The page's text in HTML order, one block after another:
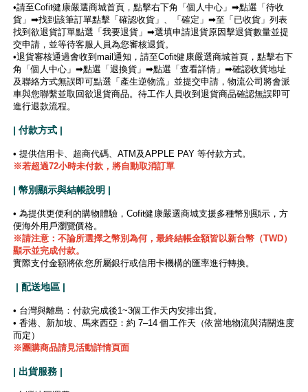
•請至Cofit健康嚴選商城首頁，點擊右下角「個人中心」➡點選「待收
貨」➡找到該筆訂單點擊「確認收貨」、「確定」➡至「已收貨」列表
找到欲退貨訂單點選「我要退貨」➡選填申請退貨原因擊退貨數量並提
交申請，並等待客服人員為您審核退貨。
•退貨審核通過會收到mail通知，請至Cofit健康嚴選商城首頁，點擊右下
角「個人中心」➡點選「退換貨」➡點選「查看詳情」➡確認收貨地址
及聯絡方式無誤即可點選「產生逆物流」並提交申請，物流公司將會派
車與您聯繫並取回欲退貨商品。待工作人員收到退貨商品確認無誤即可
進行退款流程。
| 付款方式 |
• 提供信用卡、超商代碼、ATM及APPLE PAY 等付款方式。
※若超過72小時未付款，將自動取消訂單
| 幣別顯示與結帳說明 |
• 為提供更便利的購物體驗，Cofit健康嚴選商城支援多種幣別顯示，方
便海外用戶瀏覽價格。
※請注意：不論所選擇之幣別為何，最終結帳金額皆以新台幣（TWD）
顯示並完成付款。
實際支付金額將依您所屬銀行或信用卡機構的匯率進行轉換。
| 配送地區 |
• 台灣與離島：付款完成後1~3個工作天內安排出貨。
• 香港、新加坡、馬來西亞：約 7–14 個工作天（依當地物流與清關進度
而定）
※團購商品請見活動詳情頁面
| 出貨服務 |